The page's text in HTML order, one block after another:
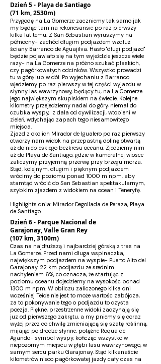
Dzień 5 - Playa de Santiago
(71 km, 2530m)
Przygodę na La Gomerze zaczniemy tak samo jak
my będąc tam na rekonesansie po raz pierwszy
kilka lat temu. Z San Sebastian wyruszymy na
północny- zachód długim podjazdem wzdłuż
ściany Barranco de Aguajilva. Hasło "długi podjazd"
będzie pojawiało się na tym wyjeździe jeszcze wiele
razy- na La Gomerze na próżno szukać płaskich,
czy pagórkowatych odcinków. Wszystko prowadzi
tu w górę lub w dół. Po wyjechaniu z Barranco
wjedziemy po raz pierwszy w tej części wyjazdu w
słynny las wawrzynowy, będący tu, na La Gomerze
jego największym skupiskiem na świecie. Kolejne
kilometry przejedziemy nadal do góry, niemal do
czubka wyspy, z dala od cywilizacji, wtopieni w
zieleń, wdychając zapach tego niesamowitego
miejsca.
Zjazd z okolich MIrador de Igualero po raz pierwszy
otworzy nam widok na przepastną dolinę otwartą
aż do niebieskiego bezkresu oceanu. Zjedziemy nim
aż do Playa de Santiago, gdzie w kameralnej wiosce
zaliczymy przyjemną przerwę przy brzegu morza.
Stąd, kolejnym, długim i pięknym podjazdem
wrócimy do poziomu ponad 1000 m npm, aby
stamtąd wrócić do San Sebastian spektakularnym,
szybkim zjazdem z widokiem na ocean i Teneryfę.
Highlights dnia: Mirador Degollada de Peraza, Playa
de Santiago
Dzień 6 - Parque Nacional de
Garajonay, Valle Gran Rey
(107 km, 3100m)
Czas na najdłuższą i najbardziej górską z tras na
La Gomerze. Przed nami długa wspinaczka,
największym podjazdem na wyspie- Puerto Alto del
Garajonay. 22 km podjazdu ze srednim
nachyleniem 6%, co oznacza, że startując z
poziomu oceanu dojedziemy na wysokośc ponad
1300 m npm. W obliczu zaliczonego kilka dni
wcześniej Teide nie jest to może wartośc zabójcza,
za to pokonywanie tego o podjazdu to czysta
poezja. Piękne, przestrzenne widoki zaczynają się
juz od pierwszego zakrętu, a my pniemy się coraz
wyżej przez co chwilę zmieniającą się szatę roślinną,
mijając po drodze słynne, potężne Roqua de
Agando- symbol wyspy, kończąc wszystko w
niepozornym miejscu w głębi lasu wawrzynowego, w
samym sercu parku Garajonay. Stąd kilkanaście
kilometrów nieco pagórkowatej jazdy cały czas na